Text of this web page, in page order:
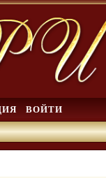
ВОЙТИ